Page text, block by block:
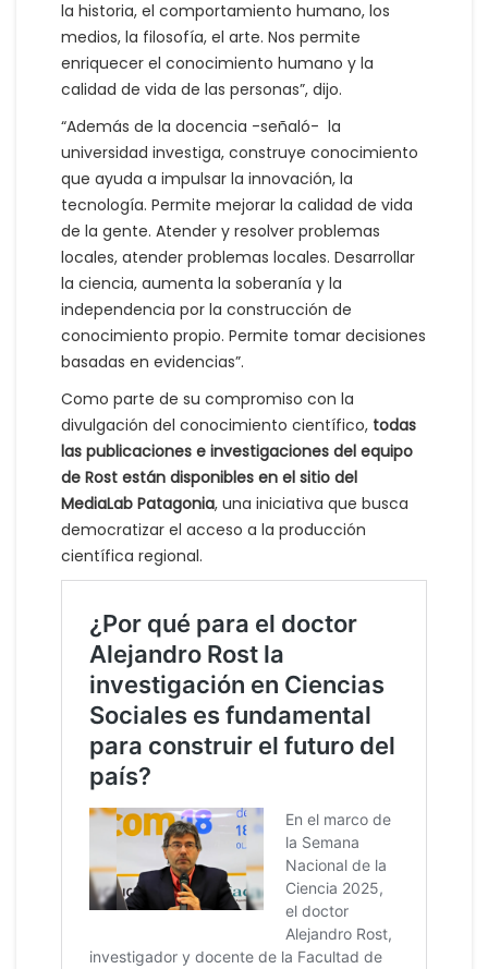
la historia, el comportamiento humano, los
medios, la filosofía, el arte. Nos permite
enriquecer el conocimiento humano y la
calidad de vida de las personas”, dijo.
“Además de la docencia -señaló- la
universidad investiga, construye conocimiento
que ayuda a impulsar la innovación, la
tecnología. Permite mejorar la calidad de vida
de la gente. Atender y resolver problemas
locales, atender problemas locales. Desarrollar
la ciencia, aumenta la soberanía y la
independencia por la construcción de
conocimiento propio. Permite tomar decisiones
basadas en evidencias”.
Como parte de su compromiso con la
divulgación del conocimiento científico, todas
las publicaciones e investigaciones del equipo
de Rost están disponibles en el sitio del
MediaLab Patagonia, una iniciativa que busca
democratizar el acceso a la producción
científica regional.